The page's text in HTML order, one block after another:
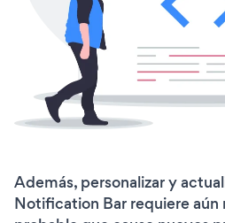
Además, personalizar y
Notification Bar requiere aún